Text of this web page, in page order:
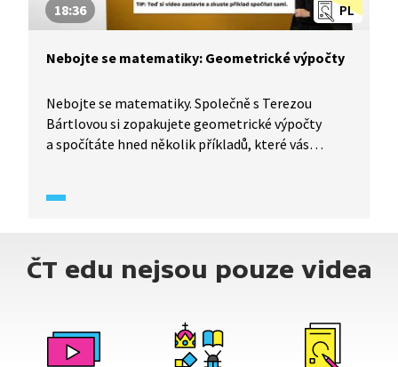
PL
18:36
Nebojte se matematiky: Geometrické výpočty
Nebojte se matematiky. Společně s Terezou
Bártlovou si zopakujete geometrické výpočty
a spočítáte hned několik příkladů, které vás
školu.
ČT edu nejsou pouze videa